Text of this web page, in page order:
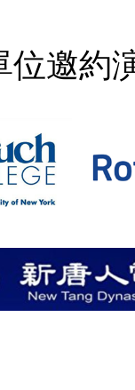
位邀約